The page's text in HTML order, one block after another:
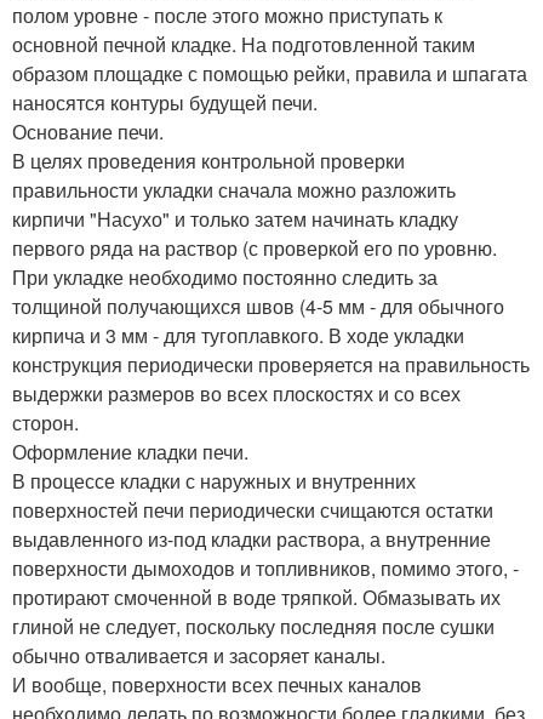
полом уровне - после этого можно приступать к
основной печной кладке. На подготовленной таким
образом площадке с помощью рейки, правила и шпагата
наносятся контуры будущей печи.
Основание печи.
В целях проведения контрольной проверки
правильности укладки сначала можно разложить
кирпичи "Насухо" и только затем начинать кладку
первого ряда на раствор (с проверкой его по уровню.
При укладке необходимо постоянно следить за
толщиной получающихся швов (4-5 мм - для обычного
кирпича и 3 мм - для тугоплавкого. В ходе укладки
конструкция периодически проверяется на правильность
выдержки размеров во всех плоскостях и со всех
сторон.
Оформление кладки печи.
В процессе кладки с наружных и внутренних
поверхностей печи периодически счищаются остатки
выдавленного из-под кладки раствора, а внутренние
поверхности дымоходов и топливников, помимо этого, -
протирают смоченной в воде тряпкой. Обмазывать их
глиной не следует, поскольку последняя после сушки
обычно отваливается и засоряет каналы.
И вообще, поверхности всех печных каналов
необходимо делать по возможности более гладкими, без